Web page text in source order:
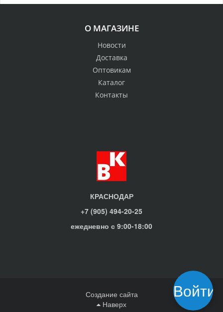
О МАГАЗИНЕ
Новости
Доставка
Оптовикам
Каталог
Контакты
КРАСНОДАР
+7 (905) 494-20-25
ежедневно с 9:00-18:00
Создание сайта
Наверх
Войти